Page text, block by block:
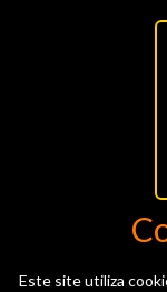
Este site utiliza